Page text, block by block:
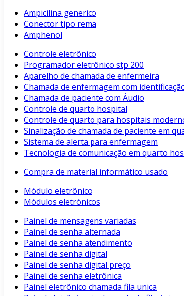
Ampicilina generico
Conector tipo rema
Amphenol
Controle eletrônico
Programador eletrônico stp 200
Aparelho de chamada de enfermeira
Chamada de enfermagem com
Chamada de paciente com Áudio
Controle de quarto hospital
Controle de quarto para hospitais
Sinalização de chamada de paciente em
Sistema de alerta para enfermagem
Tecnologia de comunicação em quarto
Compra de material informático usado
Módulo eletrônico
Módulos eletrónicos
Painel de mensagens variadas
Painel de senha alternada
Painel de senha atendimento
Painel de senha digital
Painel de senha digital preço
Painel de senha eletrônica
Painel eletrônico chamada fila unica